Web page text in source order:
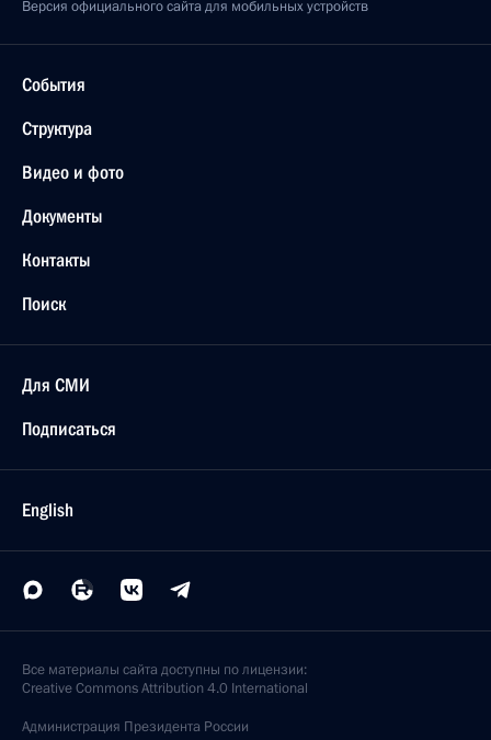
Версия официального сайта для мобильных устройств
События
Структура
Видео и фото
Документы
Контакты
Поиск
Для СМИ
Подписаться
English
Все материалы сайта доступны по лицензии:
Creative Commons Attribution 4.0 International
Администрация Президента России